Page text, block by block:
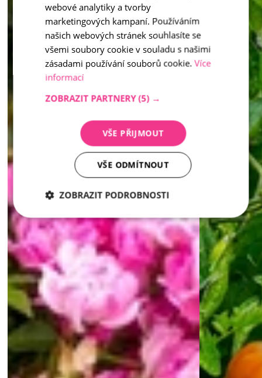
webové analytiky a tvorby
marketingových kampaní. Používáním
našich webových stránek souhlasíte se
všemi soubory cookie v souladu s našimi
zásadami používání souborů cookie. Více
informací
ZOBRAZIT PARTNERY (5) →
VŠE PŘIJMOUT
VŠE ODMÍTNOUT
ZOBRAZIT PODROBNOSTI
Nezbytně
nutné
soubory
Analytika Marketing
Nezbytně nutné soubory
Analytika
Marketing
Nezbytně nutné soubory cookie umožňují základní
funkce webových stránek, jako je přihlášení